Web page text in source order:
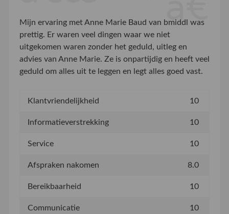
Mijn ervaring met Anne Marie Baud van bmiddl was
prettig. Er waren veel dingen waar we niet
uitgekomen waren zonder het geduld, uitleg en
advies van Anne Marie. Ze is onpartijdig en heeft veel
geduld om alles uit te leggen en legt alles goed vast.
Klantvriendelijkheid 10
Informatieverstrekking 10
Service 10
Afspraken nakomen 8.0
Bereikbaarheid 10
Communicatie 10